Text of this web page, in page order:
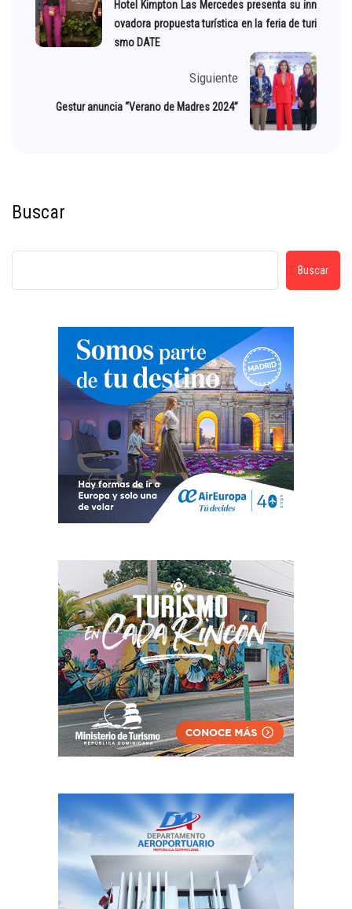
Hotel Kimpton Las Mercedes presenta su inn
ovadora propuesta turística en la feria de turi
smo DATE
Siguiente
Gestur anuncia “Verano de Madres 2024”
Buscar
Buscar